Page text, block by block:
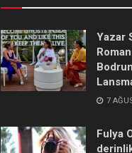
Yazar
7
Fulya